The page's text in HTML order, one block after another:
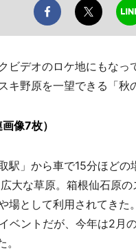
デオのロケ地にもなっ
野原を一望できる「秋
像7枚）
」から車で15分ほどの
大な草原。箱根仙石原
場として利用されてき
ベントだが、今年は2月